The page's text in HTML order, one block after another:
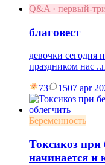
Q&A · первый-
благовест
девочки сегодня
праздником нас
73 1507 apr
Беременность
Токсикоз при
начинается и